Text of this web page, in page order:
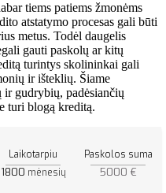
tiems patiems žmonėms
atstatymo procesas gali būti
metus. Todėl daugelis
gauti paskolų ar kitų
turintys skolininkai gali
ir išteklių. Šiame
ir gudrybių, padėsiančių
turi blogą kreditą.
Laikotarpiu
1800 mėnesių
Paskolos suma
5000 €